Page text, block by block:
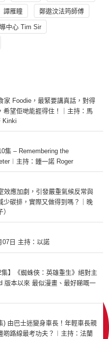
譚雁瞳 鄭遨汶法筠師傅
中心 Tim Sir
家 Foodie，最緊要講真話，對得
望佢哋能捱得住！｜主持：馬
Kinki
集 – Remembering the
主持：鍾一諾 Roger
效應加劇，引發嚴重氣候反常與
少碳排，實際又做得到嗎？｜晚
07日 主持：以諾
集】《蜘蛛俠：英雄重生》絕對主
版本以來 最似漫畫、最好睇嘅一
) 由巴士迷變身車長！年輕車長親
啲路線最考功夫？︱主持：法蘭